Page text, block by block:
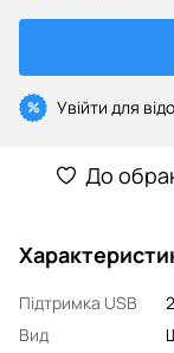
% Увійти для
До
Підтримка USB
Вид